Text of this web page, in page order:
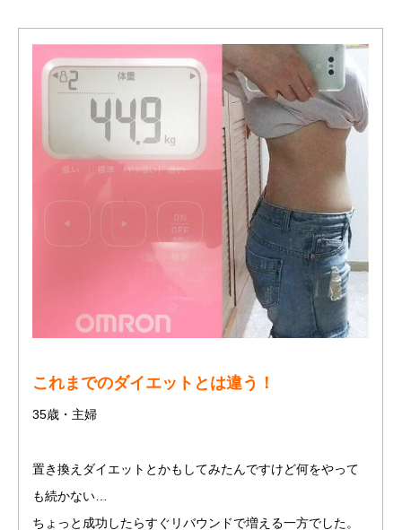
これまでのダイエットとは違う！
35歳・主婦
置き換えダイエットとかもしてみたんですけど何をやって
も続かない…
ちょっと成功したらすぐリバウンドで増える一方でした。